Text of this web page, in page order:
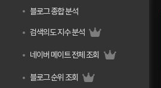
블로그 종합 분석
검색의도 지수 분석
네이버 메이트 전체 조회
블로그 순위 조회